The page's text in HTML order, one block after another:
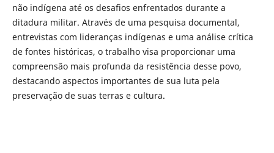
não indígena até os desafios enfrentados durante a
ditadura militar. Através de uma pesquisa documental,
entrevistas com lideranças indígenas e uma análise crítica
de fontes históricas, o trabalho visa proporcionar uma
compreensão mais profunda da resistência desse povo,
destacando aspectos importantes de sua luta pela
preservação de suas terras e cultura.